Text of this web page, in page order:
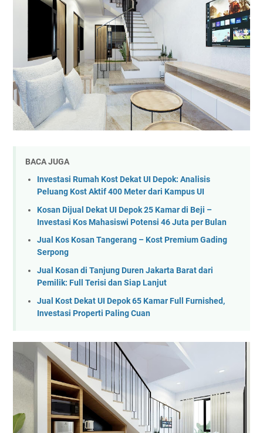
BACA JUGA
Investasi Rumah Kost Dekat UI Depok: Analisis
Peluang Kost Aktif 400 Meter dari Kampus UI
Kosan Dijual Dekat UI Depok 25 Kamar di Beji –
Investasi Kos Mahasiswi Potensi 46 Juta per Bulan
Jual Kos Kosan Tangerang – Kost Premium Gading
Serpong
Jual Kosan di Tanjung Duren Jakarta Barat dari
Pemilik: Full Terisi dan Siap Lanjut
Jual Kost Dekat UI Depok 65 Kamar Full Furnished,
Investasi Properti Paling Cuan